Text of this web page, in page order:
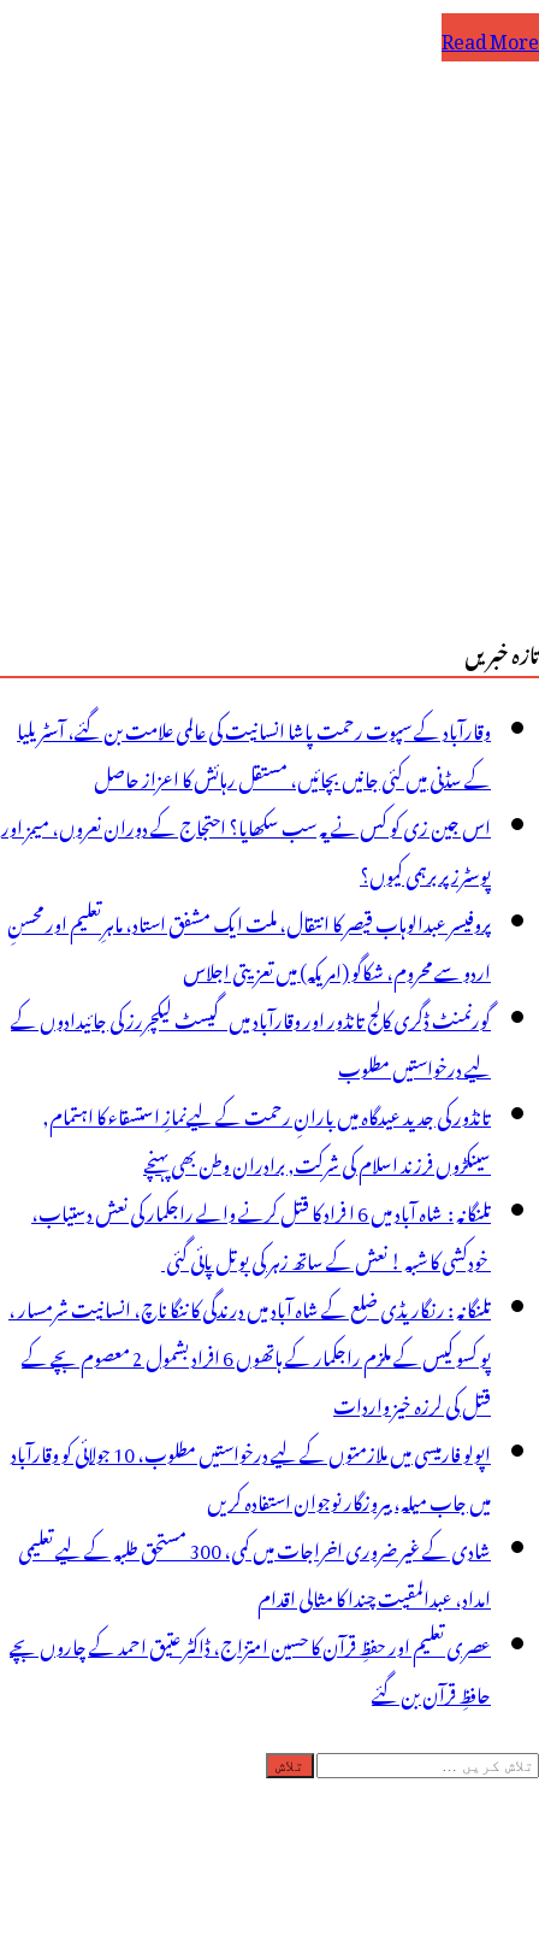
مرکزی
خانگی
اسپتالوں
دئیے
گے
Read More
تازہ خبریں
وقارآباد کے سپوت رحمت پاشا انسانیت کی عالمی علامت بن گئے، آسٹریلیا
کے سڈنی میں کئی جانیں بچائیں، مستقل رہائش کا اعزاز حاصل
اس جین زی کو کس نے یہ سب سکھایا؟ احتجاج کے دوران نعروں، میمز اور
پوسٹرز پر برہمی کیوں؟
پروفیسر عبدالوہاب قیصر کا انتقال، ملت ایک مشفق استاد، ماہرِتعلیم اور محسنِ
اردو سے محروم، شکاگو (امریکہ) میں تعزیتی اجلاس
گورنمنٹ ڈگری کالج تانڈور اور وقارآباد میں گیسٹ لیکچررز کی جائیدادوں کے
لیے درخواستیں مطلوب
تانڈور کی جدید عیدگاہ میں بارانِ رحمت کے لیےنمازِ استسقاء کا اہتمام,
سینکڑوں فرزند اسلام کی شرکت, برادران وطن بھی پہنچے
تلنگانہ : شاہ آباد میں 6 ا فراد کا قتل کرنے والے راجکمار کی نعش دستیاب،
خودکشی کا شبہ ! نعش کے ساتھ زہر کی بوتل پائی گئی
تلنگانہ : رنگاریڈی ضلع کے شاہ آباد میں درندگی کا ننگا ناچ، انسانیت شرمسار ،
پو کسو کیس کے ملزم راجکمار کے ہاتھوں 6 افراد بشمول 2 معصوم بچے کے
قتل کی لرزہ خیز واردات
اپولو فارمیسی میں ملازمتوں کے لیے درخواستیں مطلوب، 10 جولائی کو وقارآباد
میں جاب میلہ، بیروزگار نوجوان استفادہ کریں
شادی کے غیر ضروری اخراجات میں کمی، 300 مستحق طلبہ کے لیے تعلیمی
امداد، عبدالمقیت چندا کا مثالی اقدام
عصری تعلیم اور حفظِ قرآن کا حسین امتزاج، ڈاکٹر عتیق احمد کے چاروں بچے
حافظِ قرآن بن گئے
تلاش